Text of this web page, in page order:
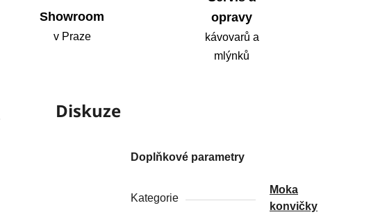
Showroom
v Praze
opravy
kávovarů a
mlýnků
Diskuze
Doplňkové parametry
Kategorie
Moka
konvičky